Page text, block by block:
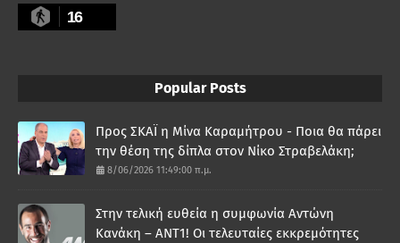
16
Popular Posts
Προς ΣΚΑΪ η Μίνα Καραμήτρου - Ποια θα πάρει
την θέση της δίπλα στον Νίκο Στραβελάκη;
8/06/2026 11:49:00 π.μ.
Στην τελική ευθεία η συμφωνία Αντώνη
Κανάκη – ΑΝΤ1! Οι τελευταίες εκκρεμότητες